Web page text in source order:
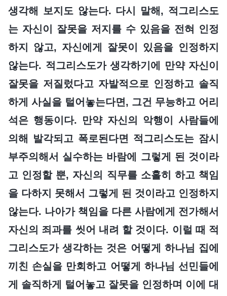
생각해 보지도 않는다. 다시 말해, 적그리스도
는 자신이 잘못을 저지를 수 있음을 전혀 인정
하지 않고, 자신에게 잘못이 있음을 인정하지
않는다. 적그리스도가 생각하기에 만약 자신이
잘못을 저질렀다고 자발적으로 인정하고 솔직
하게 사실을 털어놓는다면, 그건 무능하고 어리
석은 행동이다. 만약 자신의 악행이 사람들에
의해 발각되고 폭로된다면 적그리스도는 잠시
부주의해서 실수하는 바람에 그렇게 된 것이라
고 인정할 뿐, 자신의 직무를 소홀히 하고 책임
을 다하지 못해서 그렇게 된 것이라고 인정하지
않는다. 나아가 책임을 다른 사람에게 전가해서
자신의 죄과를 씻어 내려 할 것이다. 이럴 때 적
그리스도가 생각하는 것은 어떻게 하나님 집에
끼친 손실을 만회하고 어떻게 하나님 선민들에
게 솔직하게 털어놓고 잘못을 인정하며 이에 대